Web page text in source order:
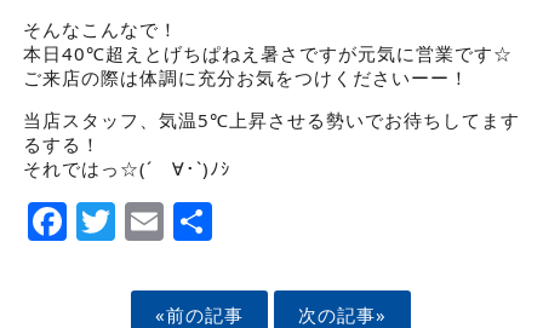
そんなこんなで！
本日40℃超えとげちぱねえ暑さですが元気に営業です☆
ご来店の際は体調に充分お気をつけくださいーー！
当店スタッフ、気温5℃上昇させる勢いでお待ちしてます
るする！
それではっ☆(´ゝ∀･`)ﾉｼ
Facebook
Twitter
EmailShare
«前の記事 次の記事»